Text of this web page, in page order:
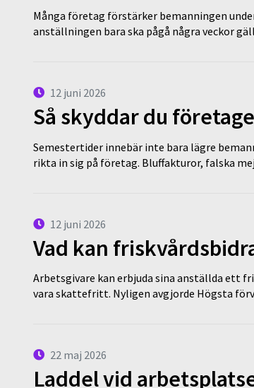
Många företag förstärker bemanningen
anställningen bara ska pågå några veckor
12 juni 2026
Så skyddar du
Semestertider innebär inte bara lägre
rikta in sig på företag. Bluffakturor, falska
12 juni 2026
Vad kan
Arbetsgivare kan erbjuda sina anställda ett
vara skattefritt. Nyligen avgjorde Högsta
22 maj 2026
Laddel vid